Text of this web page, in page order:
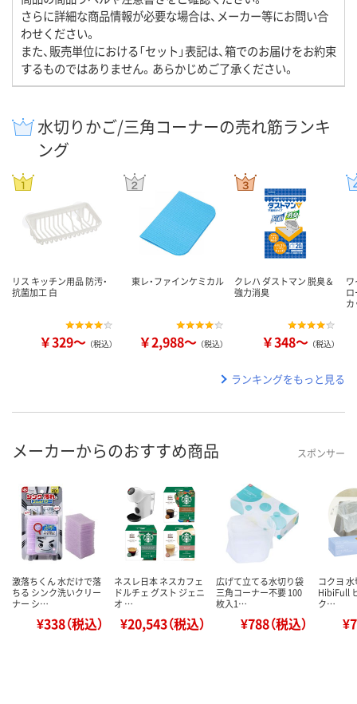
さらに詳細な商品情報が必要な場合は、メーカー等にお問い合
わせください。
また、販売単位における「セット」表記は、箱でのお届けをお約束
するものではありません。あらかじめご了承ください。
水切りかご/三角コーナーの売れ筋ランキ
ング
リス キッチン用品 防汚・
抗菌加工 白
￥329～ （税込）
東レ・ファインケミカル
￥2,988～ （税込）
クレハ ダストマン 脱臭＆
強力消臭
￥348～ （税込）
ランキングをもっと見る
メーカーからのおすすめ商品 スポンサー
激落ちくん 水だけで落
ちる シンク洗いクリー
ナー シ…
¥338（税込）
ネスレ日本 ネスカフェ
ドルチェ グスト ジェニ
オ …
¥20,543（税込）
広げて立てる水切り袋
三角コーナー不要 100
枚入1…
¥788（税込）
コクヨ
HibiFull
ク…